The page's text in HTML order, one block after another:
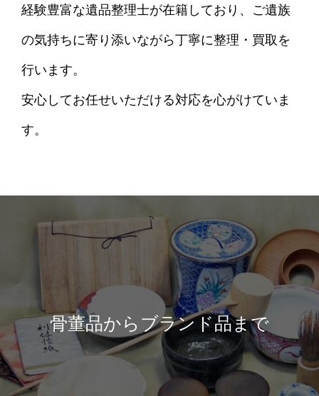
経験豊富な遺品整理士が在籍しており、ご遺族
の気持ちに寄り添いながら丁寧に整理・買取を
行います。
安心してお任せいただける対応を心がけていま
す。
骨董品からブランド品まで